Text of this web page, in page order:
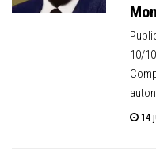
10/
14